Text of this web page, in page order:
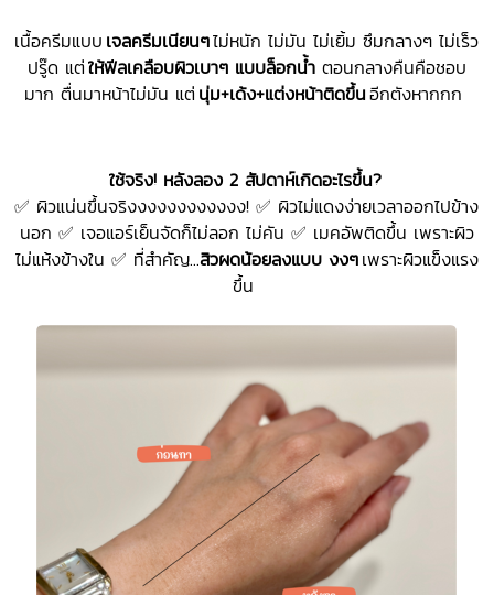
เนื้อครีมแบบ เจลครีมเนียนๆไม่หนัก ไม่มัน ไม่เยิ้ม ซึมกลางๆ ไม่เร็ว
ปรู๊ด แต่ให้ฟีลเคลือบผิวเบาๆ แบบล็อกน้ำตอนกลางคืนคือชอบ
มาก ตื่นมาหน้าไม่มัน แต่ นุ่ม+เด้ง+แต่งหน้าติดขึ้นอีกตังหากกก
ใช้จริง! หลังลอง 2 สัปดาห์เกิดอะไรขึ้น?
✅ ผิวแน่นขึ้นจริงงงงงงงงงงงง! ✅ ผิวไม่แดงง่ายเวลาออกไปข้าง
นอก ✅ เจอแอร์เย็นจัดก็ไม่ลอก ไม่คัน ✅ เมคอัพติดขึ้น เพราะผิว
ไม่แห้งข้างใน ✅ ที่สำคัญ...สิวผดน้อยลงแบบ งงๆเพราะผิวแข็งแรง
ขึ้น